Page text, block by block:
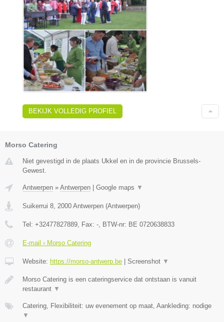
BEKIJK VOLLEDIG PROFIEL
Morso Catering
Niet gevestigd in de plaats Ukkel en in de provincie Brussels-
Gewest.
Antwerpen » Antwerpen | Google maps ▼
Suikerrui 8 2000 Antwerpen (Antwerpen)
Tel: +32477827889 , Fax: - , BTW-nr: BE 0720638833
E-mail › Morso Catering
Website: https://morso-antwerp.be | Screenshot ▼
Morso Catering is een cateringservice dat ontstaan is vanuit
restaurant ▼
Catering, Flexibiliteit: uw evenement op maat, Aankleding: nodige
▼